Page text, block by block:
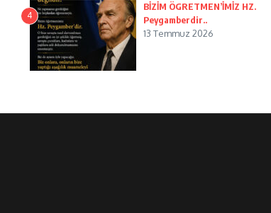
4
BİZİM ÖGRETMEN’İMİZ HZ.
Peygamberdir..
13 Temmuz 2026